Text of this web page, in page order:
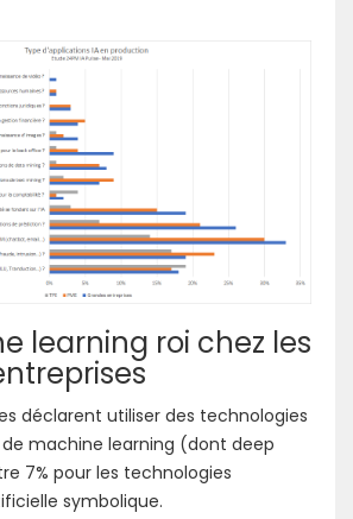
learning roi chez les
déclarent utiliser des technologies
machine learning (dont deep
7% pour les technologies
symbolique.